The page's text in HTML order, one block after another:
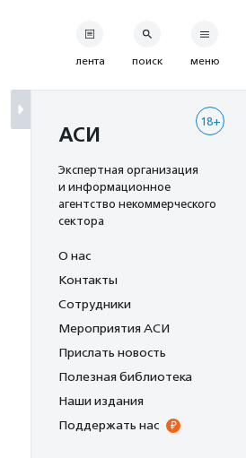
лента поиск меню
18+
АСИ
Экспертная организация
и информационное
агентство некоммерческого
сектора
О нас
Контакты
Сотрудники
Мероприятия АСИ
Прислать новость
Полезная библиотека
Наши издания
Поддержать нас